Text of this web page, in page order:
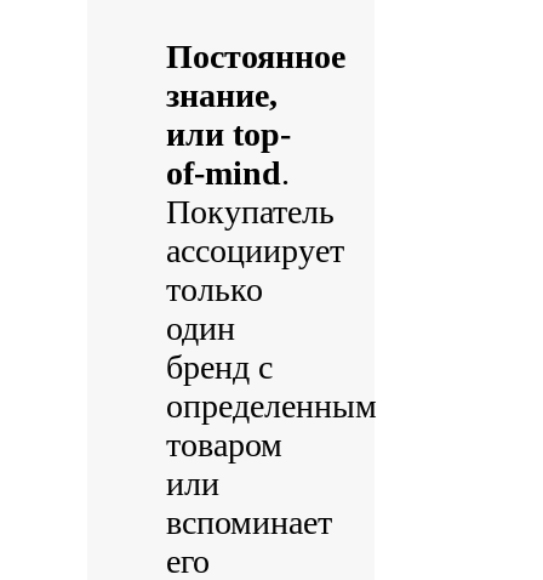
Постоянное
знание,
или top-
of-mind.
Покупатель
ассоциирует
только
один
бренд с
определенным
товаром
или
вспоминает
его